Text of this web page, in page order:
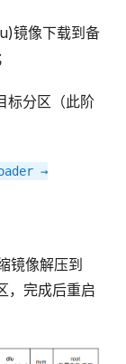
镜像下载到备
；
标分区（此阶
→
镜像解压到
，完成后重启